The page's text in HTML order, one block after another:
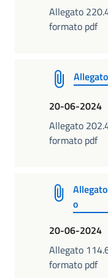
Allegato
formato pdf
20-06-2024
Allegato
formato pdf
o
20-06-2024
Allegato
formato pdf